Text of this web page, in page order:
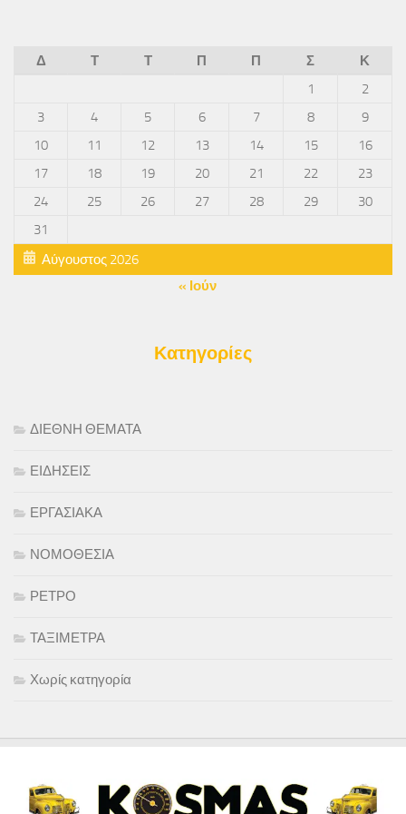
Αύγουστος 2026
Δ Τ Τ Π Π Σ
Κ
1
2
3
4 5 6 7 8
9
10
11 12 13 14 15
16
17
18 19 20 21 22
23
24
25 26 27 28 29
30
31
« Ιούν
Κατηγορίες
ΔΙΕΘΝΗ ΘΕΜΑΤΑ
ΕΙΔΗΣΕΙΣ
ΕΡΓΑΣΙΑΚΑ
ΝΟΜΟΘΕΣΙΑ
ΡΕΤΡΟ
ΤΑΞΙΜΕΤΡΑ
Χωρίς κατηγορία